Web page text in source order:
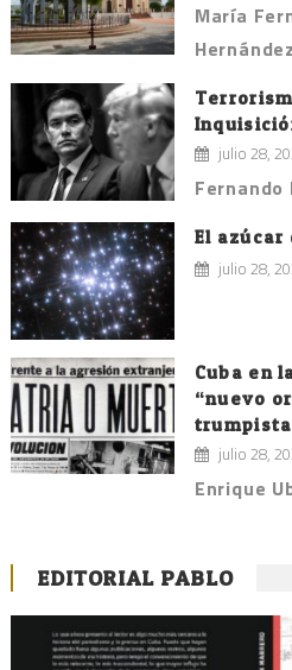
María
Hernández
julio 28,
Fernando
El
julio 28,
Cuba en
“nuevo
julio 28,
Enrique
EDITORIAL PABLO